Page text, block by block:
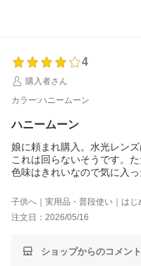
4
購入者さん
カラー:ハニームーン
ハニームーン
娘に頼まれ購入。水光レン
これは回らないそうです。
色味はきれいなので気に入
子供へ｜実用品・普段使い｜はじ
注文日：2026/05/16
ショップからのコメント